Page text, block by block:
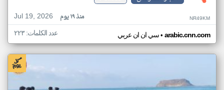
Jul 19, 2026
منذ ١٩ يوم NR49KM
سي ان ان عربي• arabic.cnn.com عدد الكلمات: ٢٢٣